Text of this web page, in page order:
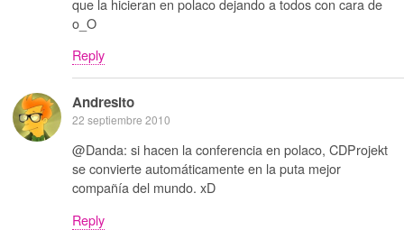
que la hicieran en polaco dejando a todos con cara de
o_O
Reply
Andresito
22 septiembre 2010
@Danda: si hacen la conferencia en polaco, CDProjekt
se convierte automáticamente en la puta mejor
compañía del mundo. xD
Reply